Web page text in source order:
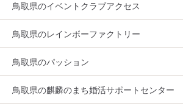
鳥取県のイベントクラブアクセス
鳥取県のレインボーファクトリー
鳥取県のパッション
鳥取県の麒麟のまち婚活サポートセンター